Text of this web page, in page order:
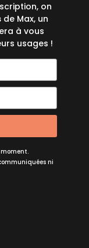
on
de Max, un
à vous
usages !
ni